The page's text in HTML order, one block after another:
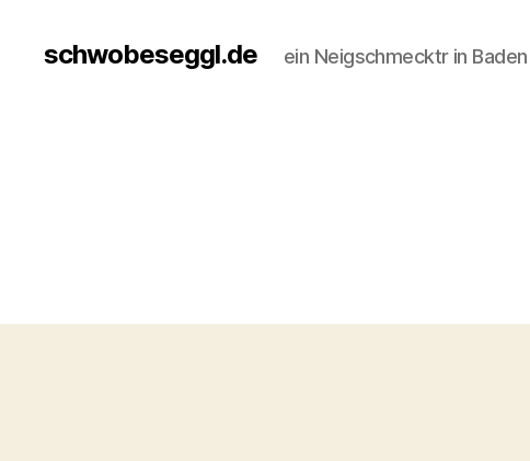
schwobeseggl.de ein Neigschmecktr in Baden